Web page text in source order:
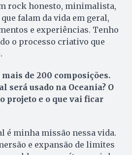
rock honesto, minimalista,
falam da vida em geral,
e experiências. Tenho
o processo criativo que
de 200 composições.
será usado na Oceania? O
projeto e o que vai ficar
é minha missão nessa vida.
e expansão de limites